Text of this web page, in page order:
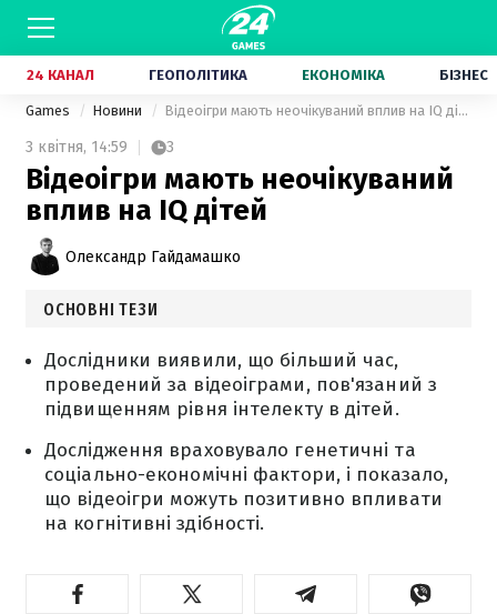
24 КАНАЛ ГЕОПОЛІТИКА ЕКОНОМІКА БІЗНЕС
Games Новини Відеоігри мають неочікуваний вплив на IQ дітей
3 квітня, 14:59 3
Відеоігри мають неочікуваний
вплив на IQ дітей
Олександр Гайдамашко
ОСНОВНІ ТЕЗИ
Дослідники виявили, що більший час,
проведений за відеоіграми, пов'язаний з
підвищенням рівня інтелекту в дітей.
Дослідження враховувало генетичні та
соціально-економічні фактори, і показало,
що відеоігри можуть позитивно впливати
на когнітивні здібності.